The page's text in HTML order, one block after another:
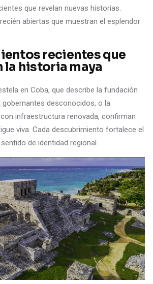
que revelan nuevas historias.
abiertas que muestran el esplendor
recientes que
la historia maya
en Coba, que describe la fundación
gobernantes desconocidos, o la
infraestructura renovada, confirman
viva. Cada descubrimiento fortalece el
de identidad regional.